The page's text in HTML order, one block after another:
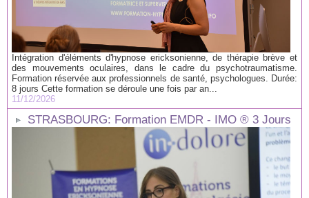
Intégration d'éléments d'hypnose ericksonienne, de thérapie brève et
des mouvements oculaires, dans le cadre du psychotraumatisme.
Formation réservée aux professionnels de santé, psychologues. Durée:
8 jours Cette formation se déroule une fois par an...
11/12/2026
STRASBOURG: Formation EMDR - IMO ® 3 Jours